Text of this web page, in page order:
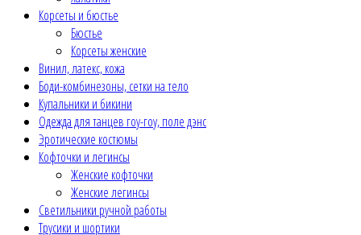
Корсеты и бюстье
Бюстье
Корсеты женские
Винил, латекс, кожа
Боди-комбинезоны, сетки на тело
Купальники и бикини
Одежда для танцев гоу-гоу, поле дэнс
Эротические костюмы
Кофточки и легинсы
Женские кофточки
Женские легинсы
Светильники ручной работы
Трусики и шортики